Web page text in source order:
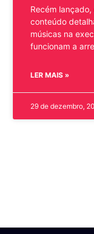
Recém
conteúdo
músicas na
funcionam a
LER MAIS »
29 de dezembro,